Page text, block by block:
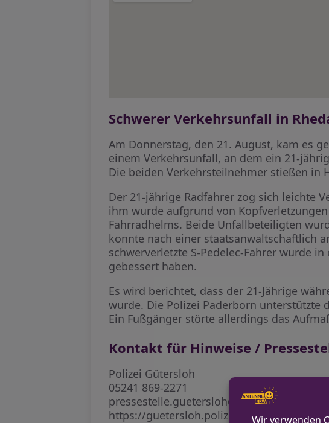
Schwerer Verkehrsunfall in
Am Donnerstag, den 21. August, kam es
einem Verkehrsunfall, an dem ein 21-
Die beiden Verkehrsteilnehmer stießen in
Der 21-jährige Radfahrer zog sich leichte
ihm wurde aufgrund von
Fahrradhelms. Beide Unfallbeteiligten
konnte nach einer staatsanwaltschaftlich
schwerverletzte S-Pedelec-Fahrer wurde
gebessert haben.
Es wird berichtet, dass der 21-Jährige
wurde. Die Polizei Paderborn
Ein Fußgänger störte allerdings das
Kontakt für Hinweise /
Polizei Gütersloh
05241 869-2271
pressestelle.guetersloh@polizei.nrw.de
https://guetersloh.polizei.nrw/